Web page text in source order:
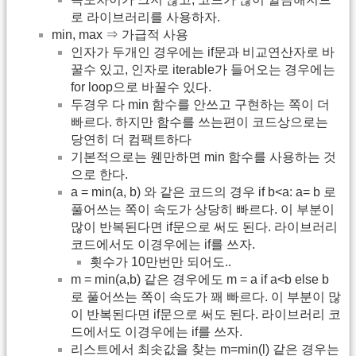
로 라이브러리를 사용하자.
min, max ⇒ 가급적 사용
인자가 두개인 경우에는 if문과 비교연산자로 바
꿀수 있고, 인자로 iterable가 들어오는 경우에는
for loop으로 바꿀수 있다.
두경우 다 min 함수를 안쓰고 구현하는 쪽이 더
빠르다. 하지만 함수를 쓰는편이 코드상으로는
당연히 더 컴팩트하다
기본적으로는 웬만하면 min 함수를 사용하는 것
으로 한다.
a = min(a, b) 와 같은 코드의 경우 if b<a: a= b 로
풀어쓰는 쪽이 속도가 상당히 빠르다. 이 부분이
많이 반복된다면 if문으로 써도 된다. 라이브러리
코드에서도 이경우에는 if를 쓰자.
횟수가 10만번만 되어도..
m = min(a,b) 같은 경우에도 m = a if a<b else b
로 풀어쓰는 쪽이 속도가 꽤 빠르다. 이 부분이 많
이 반복된다면 if문으로 써도 된다. 라이브러리 코
드에서도 이경우에는 if를 쓰자.
리스트에서 최솟값을 찾는 m=min(l) 같은 경우는